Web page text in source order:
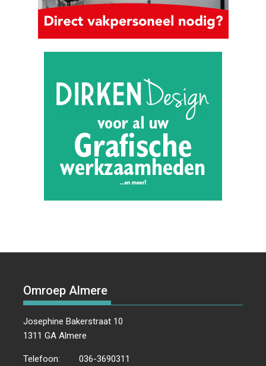
Omroep Almere
Josephine Bakerstraat 10
1311 GA Almere
Telefoon:
036-3690311